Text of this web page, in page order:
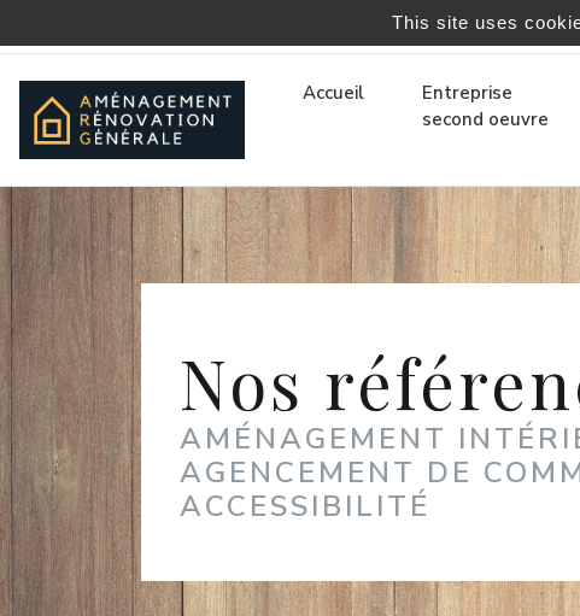
contact@amenagement-renovation-
Accueil
Entreprise
second oeuvre
Nos
AMÉNAGEMENT
AGENCEMENT DE
ACCESSIBILITÉ
This site uses